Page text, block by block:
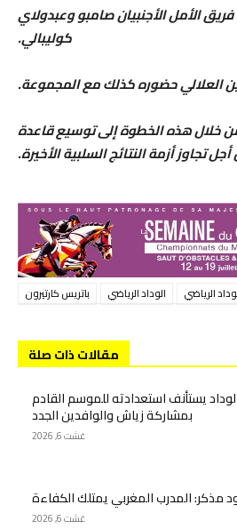
الأمل الأجنبيان صامبو وعبدولاي
كوليبالي.
حضوره كذلك مع المجموعة.
خلال هذه الخطوة إلى توسيع قاعدة
تجاوز أزمة النتائج السلبية الأخيرة.
الرياضي الوداد الرياضي باتريس كارتيرون
مقالات ذات صلة
يستأنف استعدادته للموسم القادم
بمشاركة زياش والوافدين الجدد
غشت 6, 2026
مذكر: المدرب المغربي يمتلك الكفاءة
غشت 6, 2026